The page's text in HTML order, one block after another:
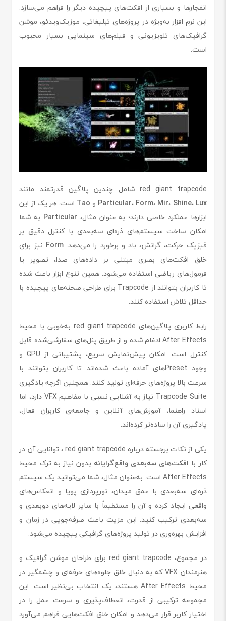
انفجارها و بسیاری از افکت‌های پیچیده دیگر را فراهم می‌سازد.
این نرم افزار به‌ویژه در پروژه‌های تبلیغاتی، موزیک‌ویدئو، موشن
گرافیک‌های تلویزیونی و فیلم‌های سینمایی بسیار محبوب
است.
red giant trapcode شامل چندین پلاگین قدرتمند مانند
Particular، Form، Mir، Shine، Lux و Tao است. هر یک از این
ابزارها عملکرد خاصی دارند؛ به عنوان مثال، Particular به شما
امکان ساخت سیستم‌های ذره‌ای سه‌بعدی با کنترل دقیق بر
فیزیک حرکت، گرانش، باد و برخورد را می‌دهد.Form نیز برای
خلق افکت‌های بصری مبتنی بر داده‌های صدا، تصویر یا
فرمول‌های ریاضی استفاده می‌شود. همین تنوع ابزار باعث شده
تا کاربران بتوانند از Trapcode برای طراحی صحنه‌های پیچیده با
حداقل تلاش استفاده کنند.
رابط کاربری پلاگین‌های red giant trapcode به‌خوبی با محیط
After Effects ادغام شده و از طریق پنل‌های سفارشی‌شده قابل
کنترل است. امکان پیش‌نمایش سریع، پشتیبانی از GPU و
وجود Presetهای آماده باعث شده‌اند تا کاربران بتوانند با
سرعت بالا پروژه‌های حرفه‌ای تولید کنند. همچنین اگرچه یادگیری
Trapcode Suite نیاز به آشنایی نسبی با مفاهیم VFX دارد، اما
اسناد راهنما، آموزش‌های آنلاین و جامعه‌ی کاربران فعال،
یادگیری آن را ساده‌تر کرده‌اند.
یکی از نکات برجسته درباره red giant trapcode ، توانایی آن در
کار با افکت‌های سه‌بعدی واقع‌گرایانه بدون نیاز به ترک محیط
After Effects است. به‌عنوان مثال، شما می‌توانید یک سیستم
ذره‌ای سه‌بعدی با عمق میدان، نورپردازی پویا و انعکاس‌های
واقعی ایجاد کرده و آن را مستقیماً با سایر لایه‌های دو‌بعدی و
سه‌بعدی ترکیب کنید. این مزیت باعث صرفه‌جویی در زمان و
افزایش بهره‌وری در تولید پروژه‌های گرافیکی پیچیده می‌شود.
در مجموع، red giant trapcode برای طراحان موشن گرافیک و
هنرمندان VFX که به دنبال خلق جلوه‌های حرفه‌ای و چشمگیر در
محیط After Effects هستند، یک انتخاب بی‌نظیر است. این
مجموعه ترکیبی از قدرت، انعطاف‌پذیری و سرعت عمل را در
اختیار کاربر قرار می‌دهد و امکان خلق افکت‌هایی فراهم می‌آورد